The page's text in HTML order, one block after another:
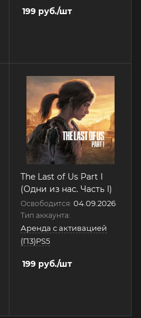
199 руб./шт
The Last of Us Part I
(Одни из нас. Часть I)
Освободится: 04.09.2026
Тип аккаунта:
Аренда с активацией
(П3)PS5
199 руб./шт